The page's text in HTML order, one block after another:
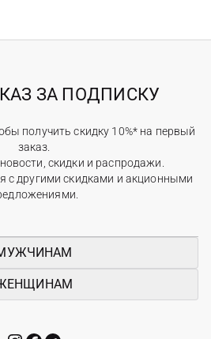
ЗА ПОДПИСКУ
получить скидку 10%* на первый
заказ.
скидки и распродажи.
с другими скидками и акционными